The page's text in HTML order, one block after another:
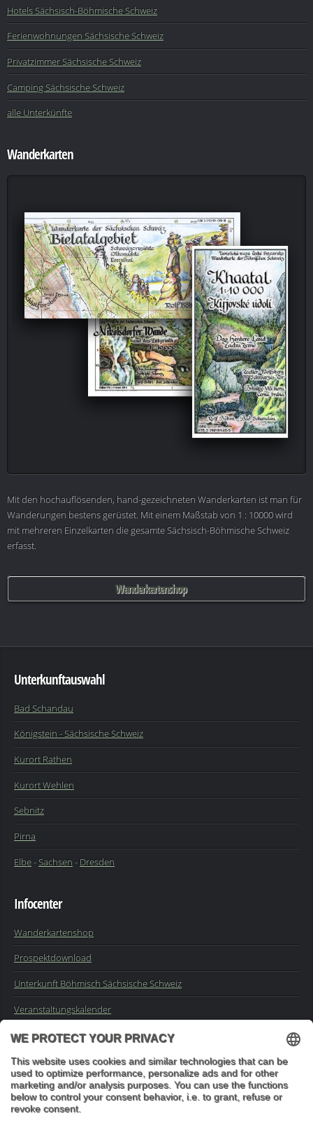
Hotels Sächsisch-Böhmische Schweiz
Ferienwohnungen Sächsische Schweiz
Privatzimmer Sächsische Schweiz
Camping Sächsische Schweiz
alle Unterkünfte
Wanderkarten
Mit den hochauflösenden, hand-gezeichneten Wanderkarten ist man für
Wanderungen bestens gerüstet. Mit einem Maßstab von 1 : 10000 wird
mit mehreren Einzelkarten die gesamte Sächsisch-Böhmische Schweiz
erfasst.
Wanderkartenshop
Unterkunftauswahl
Bad Schandau
Königstein - Sächsische Schweiz
Kurort Rathen
Kurort Wehlen
Sebnitz
Pirna
Elbe-Sachsen - Dresden
Infocenter
Wanderkartenshop
Prospektdownload
Unterkunft Böhmisch Sächsische Schweiz
Veranstaltungskalender
Impressum
Buchungsanfrage